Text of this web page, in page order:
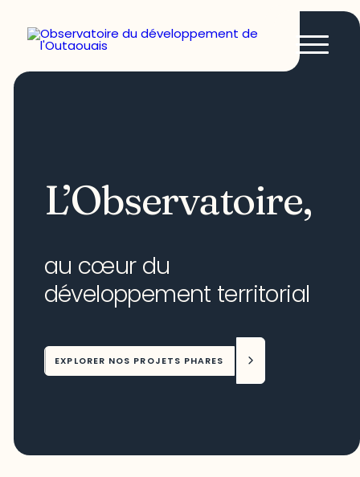
L’Observatoire,
au cœur du
développement territorial
EXPLORER NOS PROJETS PHARES